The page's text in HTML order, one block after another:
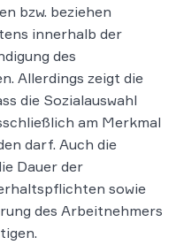
bzw. beziehen
innerhalb der
des
Allerdings zeigt die
die Sozialauswahl
am Merkmal
darf. Auch die
Dauer der
sowie
des Arbeitnehmers